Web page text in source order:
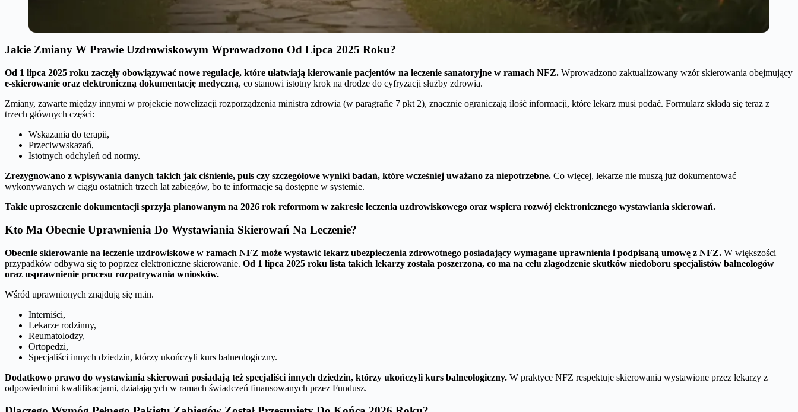
Jakie Zmiany W Prawie Uzdrowiskowym Wprowadzono Od Lipca 2025 Roku?
Od 1 lipca 2025 roku zaczęły obowiązywać nowe regulacje, które ułatwiają kierowanie pacjentów na leczenie sanatoryjne w ramach NFZ. Wprowadzono zaktualizowany wzór skierowania obejmujący
e-skierowanie oraz elektroniczną dokumentację medyczną, co stanowi istotny krok na drodze do cyfryzacji służby zdrowia.
Zmiany, zawarte między innymi w projekcie nowelizacji rozporządzenia ministra zdrowia (w paragrafie 7 pkt 2), znacznie ograniczają ilość informacji, które lekarz musi podać. Formularz składa się teraz z
trzech głównych części:
Wskazania do terapii,
Przeciwwskazań,
Istotnych odchyleń od normy.
Zrezygnowano z wpisywania danych takich jak ciśnienie, puls czy szczegółowe wyniki badań, które wcześniej uważano za niepotrzebne. Co więcej, lekarze nie muszą już dokumentować
wykonywanych w ciągu ostatnich trzech lat zabiegów, bo te informacje są dostępne w systemie.
Takie uproszczenie dokumentacji sprzyja planowanym na 2026 rok reformom w zakresie leczenia uzdrowiskowego oraz wspiera rozwój elektronicznego wystawiania skierowań.
Kto Ma Obecnie Uprawnienia Do Wystawiania Skierowań Na Leczenie?
Obecnie skierowanie na leczenie uzdrowiskowe w ramach NFZ może wystawić lekarz ubezpieczenia zdrowotnego posiadający wymagane uprawnienia i podpisaną umowę z NFZ. W większości
przypadków odbywa się to poprzez elektroniczne skierowanie. Od 1 lipca 2025 roku lista takich lekarzy została poszerzona, co ma na celu złagodzenie skutków niedoboru specjalistów balneologów
oraz usprawnienie procesu rozpatrywania wniosków.
Wśród uprawnionych znajdują się m.in.
Interniści,
Lekarze rodzinny,
Reumatolodzy,
Ortopedzi,
Specjaliści innych dziedzin, którzy ukończyli kurs balneologiczny.
Dodatkowo prawo do wystawiania skierowań posiadają też specjaliści innych dziedzin, którzy ukończyli kurs balneologiczny. W praktyce NFZ respektuje skierowania wystawione przez lekarzy z
odpowiednimi kwalifikacjami, działających w ramach świadczeń finansowanych przez Fundusz.